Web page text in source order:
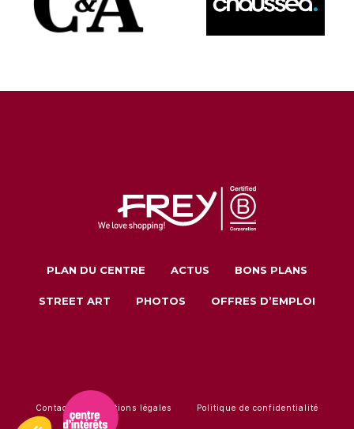
PLAN DU CENTRE ACTUS BONS PLANS
STREET ART PHOTOS OFFRES D’EMPLOI
Contact Mentions légales Politique de confidentialité